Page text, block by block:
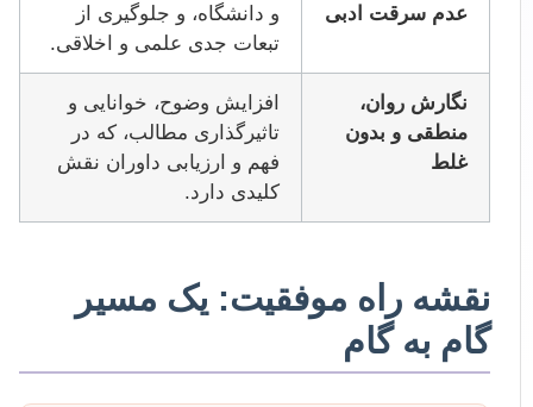
عدم سرقت ادبی
و دانشگاه، و جلوگیری از
تبعات جدی علمی و اخلاقی.
نگارش روان،
منطقی و بدون
غلط
افزایش وضوح، خوانایی و
تاثیرگذاری مطالب، که در
فهم و ارزیابی داوران نقش
کلیدی دارد.
نقشه راه موفقیت: یک مسیر
گام به گام